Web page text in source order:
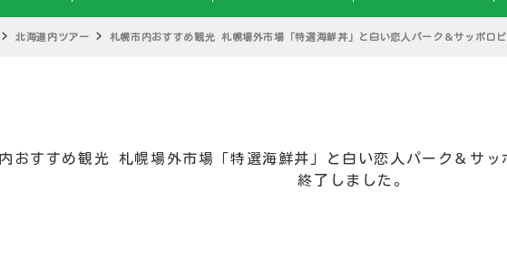
北海道内ツアー 札幌市内おすすめ観光 札幌場外市場「特選海鮮丼」と白い恋人パーク＆サッポロ
内おすすめ観光 札幌場外市場「特選海鮮丼」と白い恋人パーク＆サ
終了しました。